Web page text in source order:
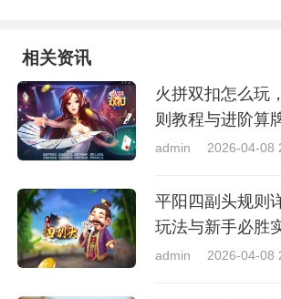
相关资讯
火拼双扣怎么玩
则教程与进阶算
admin 2026-04-08
平阳四副头规则
玩法与新手必胜
admin 2026-04-08